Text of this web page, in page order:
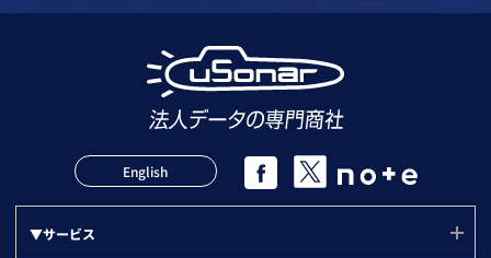
English
▼サービス